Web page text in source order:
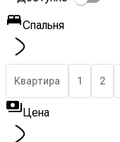
Спальня
Квартира 1 2
Цена